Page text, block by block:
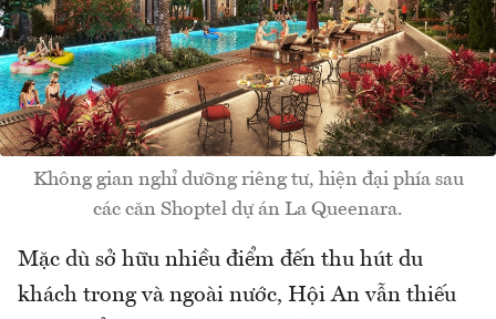
Không gian nghỉ dưỡng riêng tư, hiện đại phía sau
các căn Shoptel dự án La Queenara.
Mặc dù sở hữu nhiều điểm đến thu hút du
khách trong và ngoài nước, Hội An vẫn thiếu